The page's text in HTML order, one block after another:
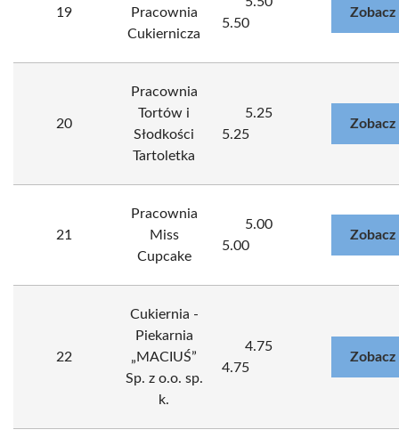
19
Pracownia
Cukiernicza
5.50
Zobacz
20
Pracownia
Tortów i
Słodkości
Tartoletka
5.25
5.25
Zobacz
21
Pracownia
Miss
Cupcake
5.00
5.00
Zobacz
22
Cukiernia -
Piekarnia
„MACIUŚ”
Sp. z o.o. sp.
k.
4.75
4.75
Zobacz